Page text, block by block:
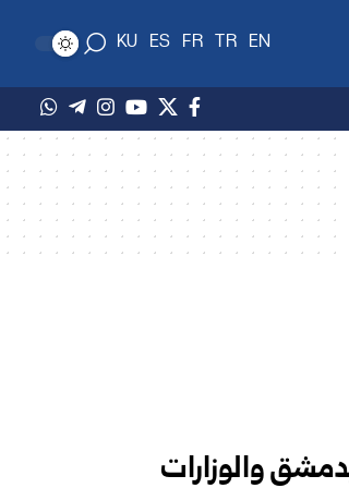
EN
TR
FR
ES
KU
والوزارات